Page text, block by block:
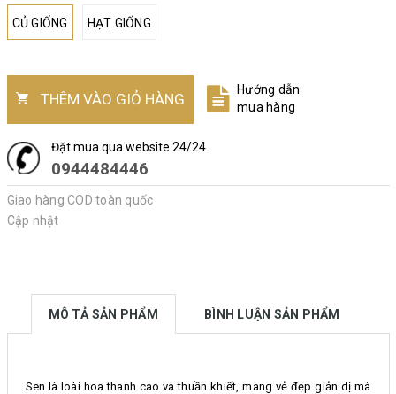
CỦ GIỐNG HẠT GIỐNG
THÊM VÀO GIỎ HÀNG
Hướng dẫn
mua hàng
Đặt mua qua website 24/24
0944484446
Giao hàng COD toàn quốc
Cập nhật
MÔ TẢ SẢN PHẨM BÌNH LUẬN SẢN PHẨM
Sen là loài hoa thanh cao và thuần khiết, mang vẻ đẹp giản dị mà